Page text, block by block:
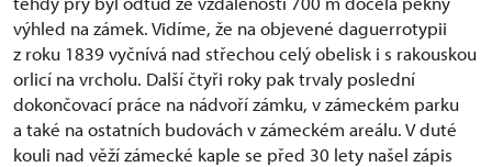
výhled na zámek. Vidíme, že na objevené daguerrotypii
z roku 1839 vyčnívá nad střechou celý obelisk i s rakouskou
orlicí na vrcholu. Další čtyři roky pak trvaly poslední
dokončovací práce na nádvoří zámku, v zámeckém parku
a také na ostatních budovách v zámeckém areálu. V duté
kouli nad věží zámecké kaple se před 30 lety našel zápis